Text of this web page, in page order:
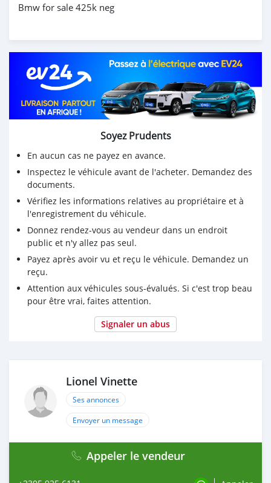
Bmw for sale 425k neg
Soyez Prudents
En aucun cas ne payez en avance.
Inspectez le véhicule avant de l'acheter. Demandez des
documents.
Vérifiez les informations relatives au propriétaire et à
l'enregistrement du véhicule.
Donnez rendez-vous au vendeur dans un endroit
public et n'y allez pas seul.
Payez après avoir vu et reçu le véhicule. Demandez un
reçu.
Attention aux véhicules sous-évalués. Si c'est trop beau
pour être vrai, faites attention.
Signaler un abus
Lionel Vinette
Ses annonces
Envoyer un message
Appeler le vendeur